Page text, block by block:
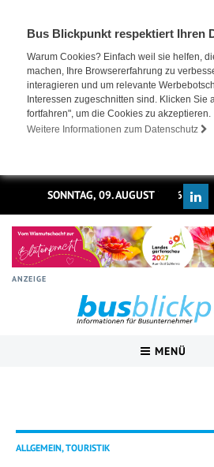
Bus Blickpunkt respektiert Ihren
Warum Cookies? Einfach weil sie helfen,
machen, Ihre Browsererfahrung zu
interagieren und um relevante
Interessen zugeschnitten sind. Klicken Sie
fortfahren", um die Cookies zu akzeptieren.
Weitere Informationen zum Datenschutz
SONNTAG, 09. AUGUST 2026
ANZEIGE
MENÜ
ALLGEMEIN, TOURISTIK